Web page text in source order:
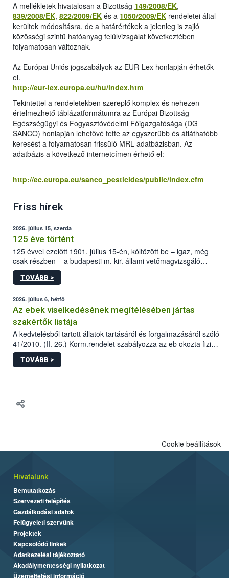
A mellékletek hivatalosan a Bizottság 149/2008/EK,
839/2008/EK, 822/2009/EK és a 1050/2009/EK rendeletei által
kerültek módosításra, de a határértékek a jelenleg is zajló
közösségi szintű hatóanyag felülvizsgálat következtében
folyamatosan változnak.
Az Európai Uniós jogszabályok az EUR-Lex honlapján érhetők
el.
http://eur-lex.europa.eu/hu/index.htm
Tekintettel a rendeletekben szereplő komplex és nehezen
értelmezhető táblázatformátumra az Európai Bizottság
Egészségügyi és Fogyasztóvédelmi Főigazgatósága (DG
SANCO) honlapján lehetővé tette az egyszerűbb és átláthatóbb
keresést a folyamatosan frissülő MRL adatbázisban. Az
adatbázis a következő internetcímen érhető el:
http://ec.europa.eu/sanco_pesticides/public/index.cfm
Friss hírek
2026. július 15, szerda
125 éve történt
125 évvel ezelőtt 1901. július 15-én, költözött be – igaz, még
csak részben – a budapesti m. kir. állami vetőmagvizsgáló
állomás a Kis Rókus utca 15. szám alatti, Czigler Győző által
tervezett új épületébe.
TOVÁBB >
2026. július 6, hétfő
Az ebek viselkedésének megítélésében jártas
szakértők listája
A kedvtelésből tartott állatok tartásáról és forgalmazásáról szóló
41/2010. (II. 26.) Korm.rendelet szabályozza az eb okozta fizikai
sérülés, illetve ennek veszélye keletkezésekor felmerülő
hatósági feladatokat, valamint a veszélyes eb tartását és annak
TOVÁBB >
Cookie beállítások
Hivatalunk
Bemutatkozás
Szervezeti felépítés
Gazdálkodási adatok
Felügyeleti szervünk
Projektek
Kapcsolódó linkek
Adatkezelési tájékoztató
Akadálymentességi nyilatkozat
Üzemeltetési információ